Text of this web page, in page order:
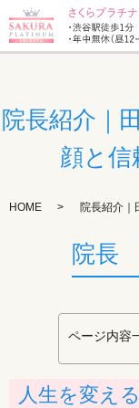
院長紹介｜
顔と
HOME 院長紹介
院長
ページ内容
人生を変え